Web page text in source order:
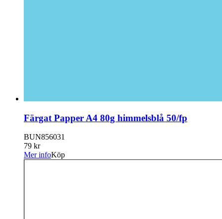
Färgat Papper A4 80g himmelsblå 50/fp
BUN856031
79 kr
Mer infoKöp